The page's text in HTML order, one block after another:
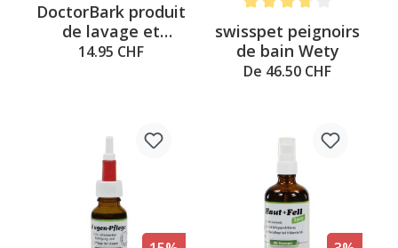
DoctorBark produit
de lavage et
d'entretien 500ml
14.95 CHF
swisspet peignoirs
de bain Wety
De 46.50 CHF